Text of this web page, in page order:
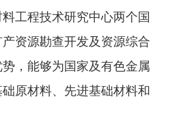
工程技术研究中心两个国
资源勘查开发及资源综合
，能够为国家及有色金属
原材料、先进基础材料和